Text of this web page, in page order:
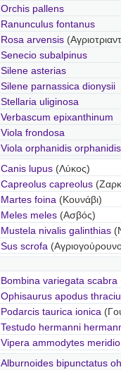
Orchis pallens
Ranunculus fontanus
Rosa arvensis
Senecio subalpinus
Silene asterias
Silene parnassica dionysii
Stellaria uliginosa
Verbascum epixanthinum
Viola frondosa
Viola orphanidis orphanidis
Canis lupus (Λύκος)
Capreolus capreolus
Martes foina (Κουνάβι)
Meles meles (Ασβός)
Mustela nivalis galinthias
Sus scrofa
Bombina variegata scabra
Ophisaurus apodus
Podarcis taurica ionica
Testudo hermanni
Vipera ammodytes
Alburnoides bipunctatus